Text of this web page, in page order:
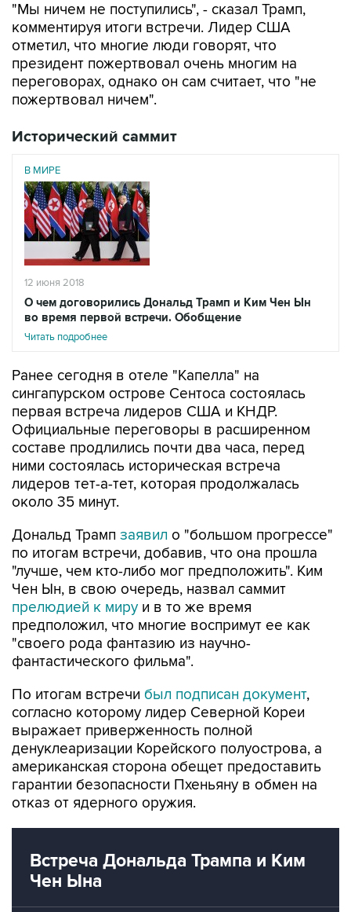
"Мы ничем не поступились", - сказал Трамп,
комментируя итоги встречи. Лидер США
отметил, что многие люди говорят, что
президент пожертвовал очень многим на
переговорах, однако он сам считает, что "не
пожертвовал ничем".
Исторический саммит
В МИРЕ
12 июня 2018
О чем договорились Дональд Трамп и Ким Чен Ын
во время первой встречи. Обобщение
Читать подробнее
Ранее сегодня в отеле "Капелла" на
сингапурском острове Сентоса состоялась
первая встреча лидеров США и КНДР.
Официальные переговоры в расширенном
составе продлились почти два часа, перед
ними состоялась историческая встреча
лидеров тет-а-тет, которая продолжалась
около 35 минут.
Дональд Трамп заявил о "большом прогрессе"
по итогам встречи, добавив, что она прошла
"лучше, чем кто-либо мог предположить". Ким
Чен Ын, в свою очередь, назвал саммит
прелюдией к миру и в то же время
предположил, что многие воспримут ее как
"своего рода фантазию из научно-
фантастического фильма".
По итогам встречи был подписан документ,
согласно которому лидер Северной Кореи
выражает приверженность полной
денуклеаризации Корейского полуострова, а
американская сторона обещет предоставить
гарантии безопасности Пхеньяну в обмен на
отказ от ядерного оружия.
Встреча Дональда Трампа и Ким
Чен Ына